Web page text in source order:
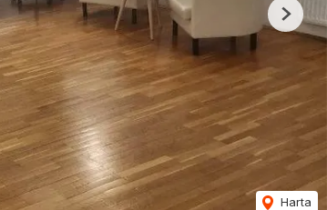
Harta
Next